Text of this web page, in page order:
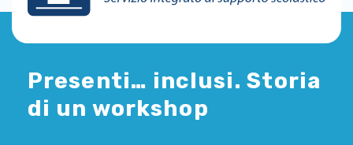
Presenti… inclusi. Storia
di un workshop